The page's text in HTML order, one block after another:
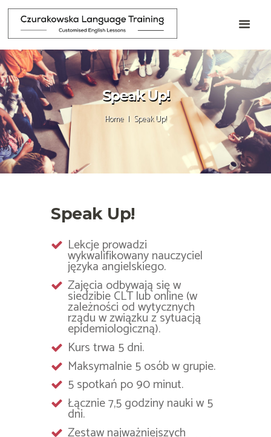
Speak Up!
Home Speak Up!
Speak Up!
Lekcje prowadzi
wykwalifikowany nauczyciel
języka angielskiego.
Zajęcia odbywają się w
siedzibie CLT lub online (w
zależności od wytycznych
rządu w związku z sytuacją
epidemiologiczną).
Kurs trwa 5 dni.
Maksymalnie 5 osób w grupie.
5 spotkań po 90 minut.
Łącznie 7,5 godziny nauki w 5
dni.